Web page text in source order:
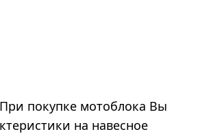
покупке мотоблока Вы
на навесное